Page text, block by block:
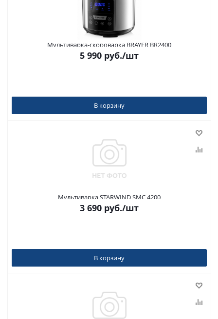
Мультиварка-скороварка BRAYER BR2400
5 990 руб./шт
В корзину
Мультиварка STARWIND SMC 4200
3 690 руб./шт
В корзину